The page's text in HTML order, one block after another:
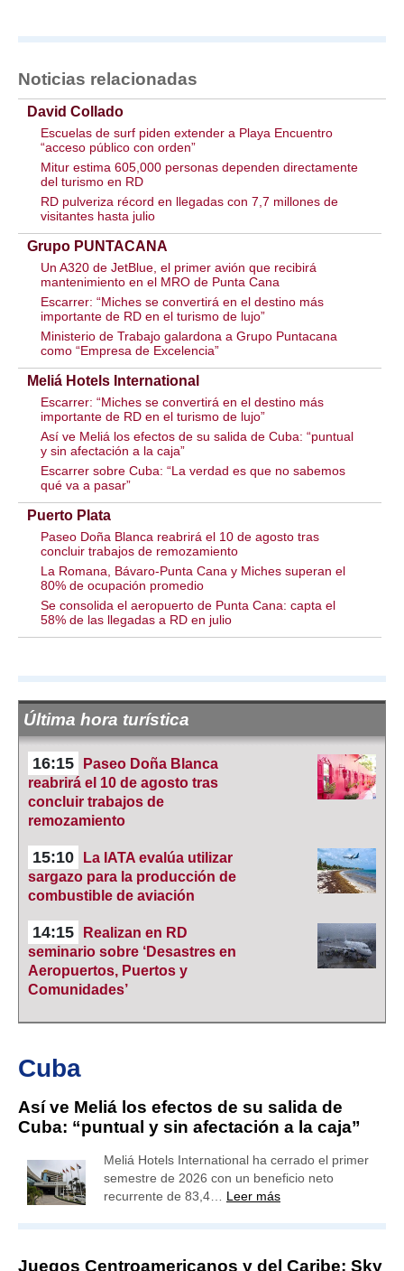
Noticias relacionadas
David Collado
Escuelas de surf piden extender a Playa Encuentro
“acceso público con orden”
Mitur estima 605,000 personas dependen directamente
del turismo en RD
RD pulveriza récord en llegadas con 7,7 millones de
visitantes hasta julio
Grupo PUNTACANA
Un A320 de JetBlue, el primer avión que recibirá
mantenimiento en el MRO de Punta Cana
Escarrer: “Miches se convertirá en el destino más
importante de RD en el turismo de lujo”
Ministerio de Trabajo galardona a Grupo Puntacana
como “Empresa de Excelencia”
Meliá Hotels International
Escarrer: “Miches se convertirá en el destino más
importante de RD en el turismo de lujo”
Así ve Meliá los efectos de su salida de Cuba: “puntual
y sin afectación a la caja”
Escarrer sobre Cuba: “La verdad es que no sabemos
qué va a pasar”
Puerto Plata
Paseo Doña Blanca reabrirá el 10 de agosto tras
concluir trabajos de remozamiento
La Romana, Bávaro-Punta Cana y Miches superan el
80% de ocupación promedio
Se consolida el aeropuerto de Punta Cana: capta el
58% de las llegadas a RD en julio
Última hora turística
16:15
Paseo Doña Blanca
reabrirá el 10 de agosto tras
concluir trabajos de
remozamiento
15:10
La IATA evalúa utilizar
sargazo para la producción de
combustible de aviación
14:15
Realizan en RD
seminario sobre ‘Desastres en
Aeropuertos, Puertos y
Comunidades’
Cuba
Así ve Meliá los efectos de su salida de
Cuba: “puntual y sin afectación a la caja”
Meliá Hotels International ha cerrado el primer
semestre de 2026 con un beneficio neto
recurrente de 83,4… Leer más
Juegos Centroamericanos y del Caribe: Sky